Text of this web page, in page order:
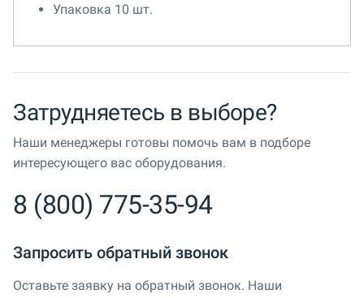
Упаковка 10 шт.
Затрудняетесь в выборе?
Наши менеджеры готовы помочь вам в подборе
интересующего вас оборудования.
8 (800) 775-35-94
Запросить обратный звонок
Оставьте заявку на обратный звонок. Наши